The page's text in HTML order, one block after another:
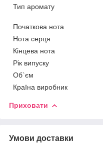
Тип аромату
Початкова нота
Нота серця
Кінцева нота
Рік випуску
Об`єм
Країна виробник
Приховати
Умови доставки